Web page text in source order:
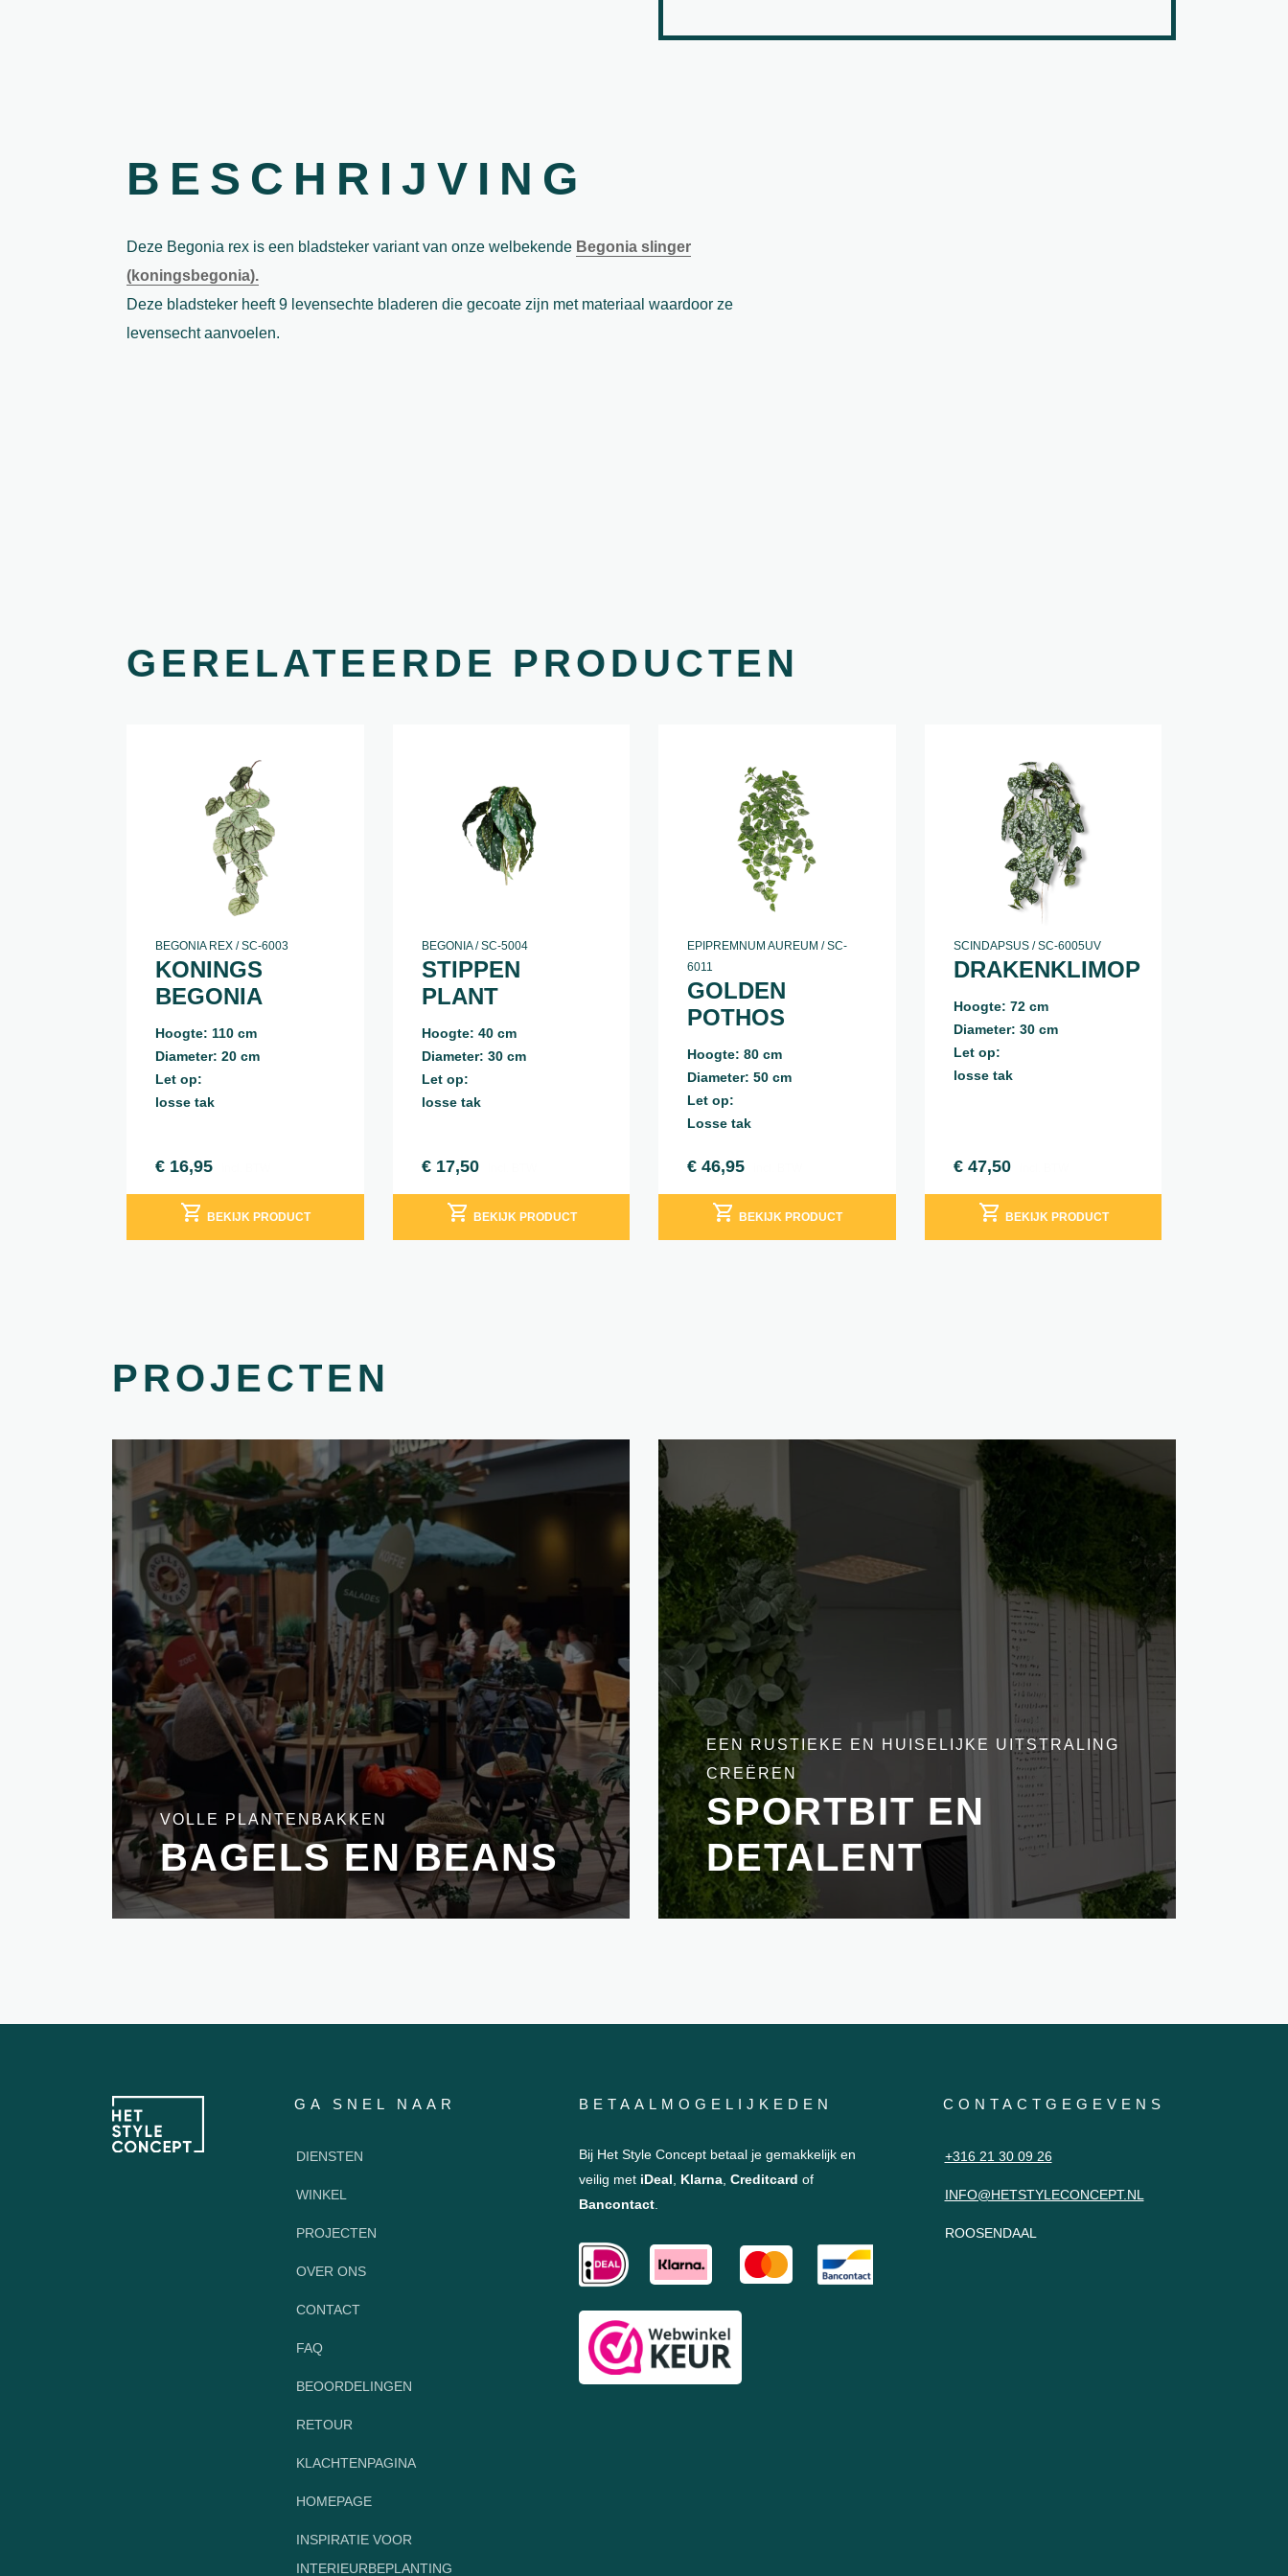
BESCHRIJVING
Deze Begonia rex is een bladsteker variant van onze welbekende Begonia slinger
(koningsbegonia).
Deze bladsteker heeft 9 levensechte bladeren die gecoate zijn met materiaal waardoor ze
levensecht aanvoelen.
GERELATEERDE PRODUCTEN
BEGONIA REX / SC-6003
KONINGS
BEGONIA
Hoogte: 110 cm
Diameter: 20 cm
Let op:
losse tak
€ 16,95
BEKIJK PRODUCT
BEGONIA / SC-5004
STIPPEN
PLANT
Hoogte: 40 cm
Diameter: 30 cm
Let op:
losse tak
€17,50
BEKIJK PRODUCT
EPIPREMNUM AUREUM / SC-
6011
GOLDEN
POTHOS
Hoogte: 80 cm
Diameter: 50 cm
Let op:
Losse tak
€ 46,95
BEKIJK PRODUCT
SCINDAPSUS / SC-6005UV
DRAKENKLIMOP
Hoogte: 72 cm
Diameter: 30 cm
Let op:
losse tak
€47,50
BEKIJK PRODUCT
PROJECTEN
VOLLE PLANTENBAKKEN
BAGELS EN BEANS
EEN RUSTIEKE EN HUISELIJKE UITSTRALING
CREËREN
SPORTBIT EN
DETALENT
GA SNEL NAAR
DIENSTEN
WINKEL
PROJECTEN
OVER ONS
CONTACT
FAQ
BEOORDELINGEN
RETOUR
KLACHTENPAGINA
HOMEPAGE
INSPIRATIE VOOR
INTERIEURBEPLANTING
BETAALMOGELIJKEDEN
Bij Het Style Concept betaal je gemakkelijk en
veilig met iDeal Klarna, Creditcard of
Bancontact.
CONTACTGEGEVENS
+316 21 30 09 26
INFO@HETSTYLECONCEPT.NL
ROOSENDAAL